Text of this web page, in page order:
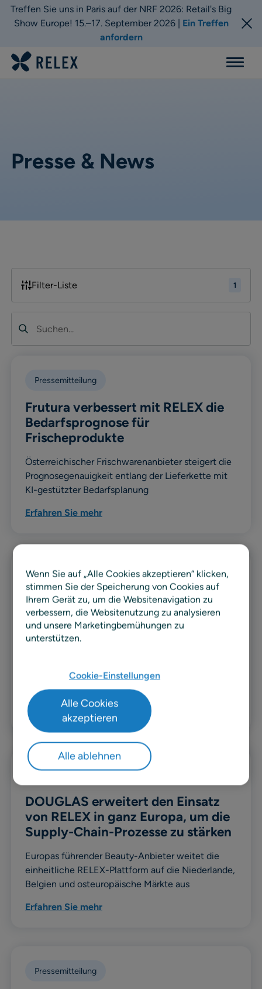
Treffen Sie uns in Paris auf der NRF 2026: Retail's Big
Show Europe! 15.–17. September 2026 | Ein Treffen
anfordern
Menu
Presse & News
Filter-Liste 1
Pressemitteilung
Frutura verbessert mit RELEX die
Bedarfsprognose für
Frischeprodukte
Österreichischer Frischwarenanbieter steigert die
Prognosegenauigkeit entlang der Lieferkette mit
KI-gestützter Bedarfsplanung
Erfahren Sie mehr
News
Eine Milliarde Pfund weniger
Lebensmittelverschwendung –
RELEX-Kunden ziehen Bilanz für
Ku Lebensmittelabfälle durch RELEX-Kunden um
34 % gegenüber dem Vorjahr gesunken
Erfahren Sie mehr
Pressemitteilung
DOUGLAS erweitert den Einsatz
von RELEX in ganz Europa, um die
Supply-Chain-Prozesse zu stärken
Europas führender Beauty-Anbieter weitet die
einheitliche RELEX-Plattform auf die Niederlande,
Belgien und osteuropäische Märkte aus
Erfahren Sie mehr
Pressemitteilung
Wenn Sie auf „Alle Cookies akzeptieren“ klicken,
stimmen Sie der Speicherung von Cookies auf
Ihrem Gerät zu, um die Websitenavigation zu
verbessern, die Websitenutzung zu analysieren
und unsere Marketingbemühungen zu
unterstützen.
Cookie-Einstellungen
Alle ablehnen
Alle Cookies
akzeptieren